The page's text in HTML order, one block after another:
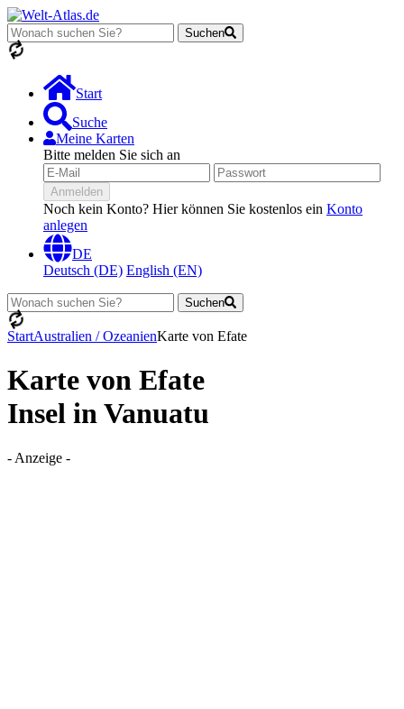
Suchen
Start
Suche
Meine Karten
Bitte melden Sie sich an
Anmelden
Noch kein Konto? Hier können Sie kostenlos ein Konto
anlegen
DE
Deutsch (DE) English (EN)
Suchen
StartAustralien / OzeanienKarte von Efate
Karte von Efate
Insel in Vanuatu
- Anzeige -